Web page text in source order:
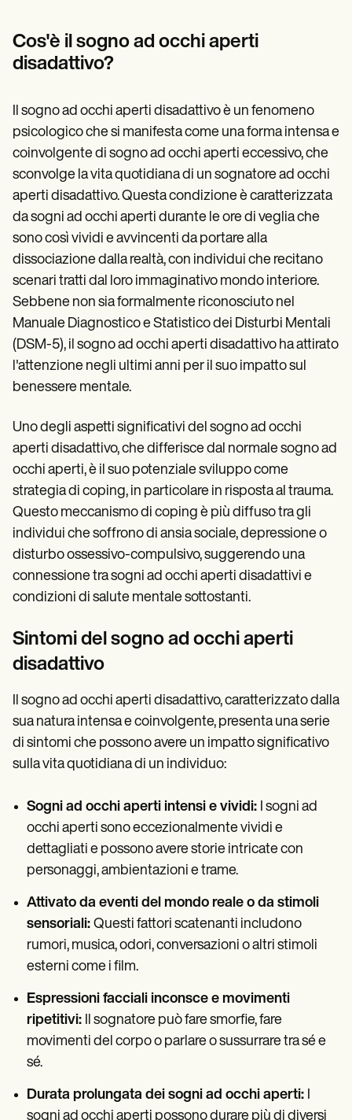
Demos
Training Hub
Webinars
Pricing
Why Carepatron?
Login
Get started
Cos'è il sogno ad occhi aperti
disadattivo?
Il sogno ad occhi aperti disadattivo è un fenomeno
psicologico che si manifesta come una forma intensa e
coinvolgente di sogno ad occhi aperti eccessivo, che
sconvolge la vita quotidiana di un sognatore ad occhi
aperti disadattivo. Questa condizione è caratterizzata
da sogni ad occhi aperti durante le ore di veglia che
sono così vividi e avvincenti da portare alla
dissociazione dalla realtà, con individui che recitano
scenari tratti dal loro immaginativo mondo interiore.
Sebbene non sia formalmente riconosciuto nel
Manuale Diagnostico e Statistico dei Disturbi Mentali
(DSM-5), il sogno ad occhi aperti disadattivo ha attirato
l'attenzione negli ultimi anni per il suo impatto sul
benessere mentale.
Uno degli aspetti significativi del sogno ad occhi
aperti disadattivo, che differisce dal normale sogno ad
occhi aperti, è il suo potenziale sviluppo come
strategia di coping, in particolare in risposta al trauma.
Questo meccanismo di coping è più diffuso tra gli
individui che soffrono di ansia sociale, depressione o
disturbo ossessivo-compulsivo, suggerendo una
connessione tra sogni ad occhi aperti disadattivi e
condizioni di salute mentale sottostanti.
Sintomi del sogno ad occhi aperti
disadattivo
Il sogno ad occhi aperti disadattivo, caratterizzato dalla
sua natura intensa e coinvolgente, presenta una serie
di sintomi che possono avere un impatto significativo
sulla vita quotidiana di un individuo:
Sogni ad occhi aperti intensi e vividi: I sogni ad
occhi aperti sono eccezionalmente vividi e
dettagliati e possono avere storie intricate con
personaggi, ambientazioni e trame.
Attivato da eventi del mondo reale o da stimoli
sensoriali: Questi fattori scatenanti includono
rumori, musica, odori, conversazioni o altri stimoli
esterni come i film.
Espressioni facciali inconsce e movimenti
ripetitivi: Il sognatore può fare smorfie, fare
movimenti del corpo o parlare o sussurrare tra sé e
sé.
Durata prolungata dei sogni ad occhi aperti: I
sogni ad occhi aperti possono durare più di diversi